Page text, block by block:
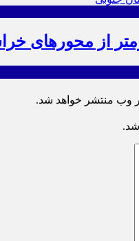
وب منتشر خواهد شد.
شد.